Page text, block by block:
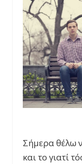
Σήμερα θέλω
και το γιατί